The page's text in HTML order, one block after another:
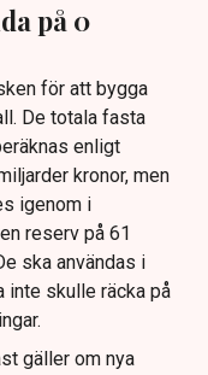
på 0
för att bygga
De totala fasta
enligt
kronor, men
igenom i
reserv på 61
ska användas i
inte skulle räcka på
gäller om nya